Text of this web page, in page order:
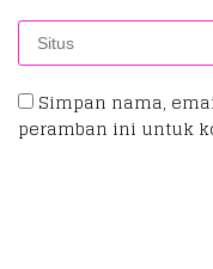
Simpan nama,
peramban ini untuk